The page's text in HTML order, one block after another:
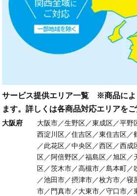
サービス提供エリア一覧 ※商品によ
ます。詳しくは各商品対応エリアをご
大阪府
大阪市／生野区／東成区／平野
西淀川区／住吉区／東住吉区／
／此花区／中央区／西区／西成
区／阿倍野区／福島区／旭区／
区／茨木市／高槻市／島本町／
／池田市／摂津市／枚方市／
市／門真市／大東市／守口市／